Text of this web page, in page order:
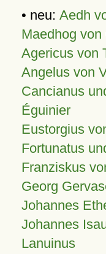
• neu: Aedh
Maedhog von
Agericus von
Angelus von
Cancianus
Éguinier
Eustorgius
Fortunatus
Franziskus
Georg
Johannes
Johannes
Lanuinus